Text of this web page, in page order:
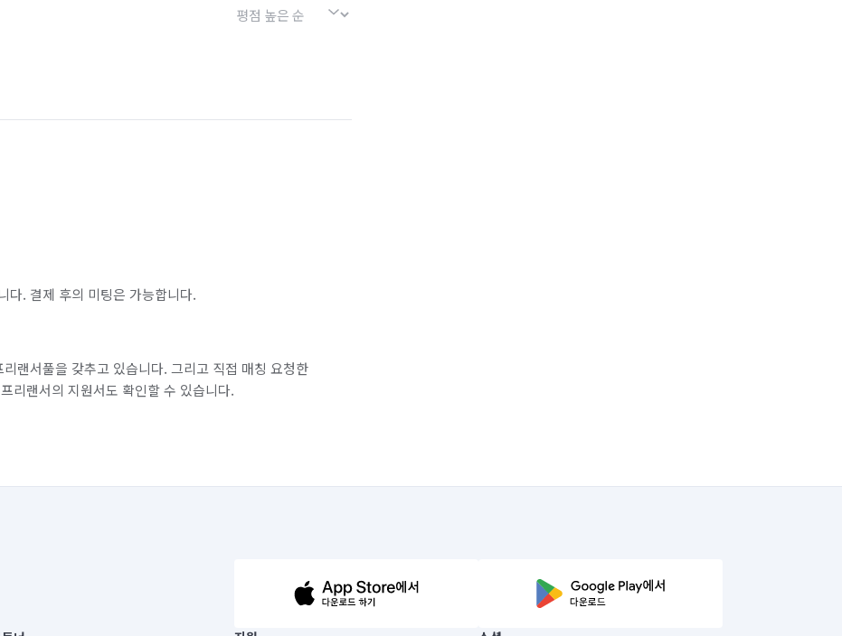
다. 결제 후의 미팅은 가능합니다.
랜서풀을 갖추고 있습니다. 그리고 직접 매칭 요청한
리랜서의 지원서도 확인할 수 있습니다.
3220163-14-5-00019 |